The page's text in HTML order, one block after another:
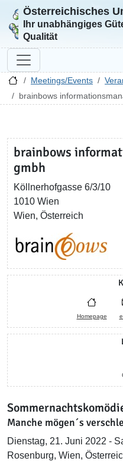
Zur Startseite
Österreichisches
Ihr unabhängiges
Qualität
Meetings/Events
brainbows
brainbows
gmbh
Köllnerhofgasse 6/3/10
1010 Wien
Wien, Österreich
Homepage
Manche mögen´s
Dienstag, 21. Juni 2022 -
Rosenburg, Wien,